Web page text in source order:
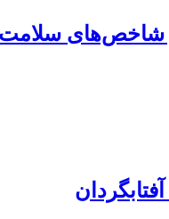
و شاخص‌های